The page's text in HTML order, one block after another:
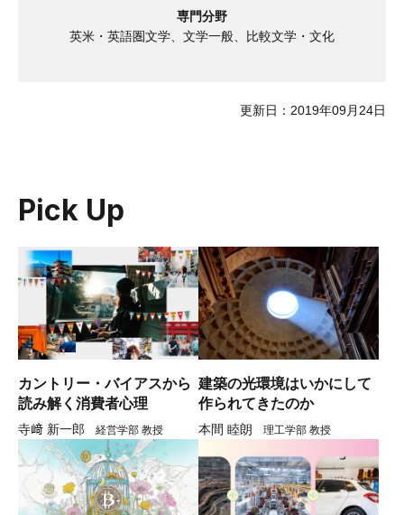
専門分野
英米・英語圏文学、文学一般、比較文学・文化
更新日：2019年09月24日
Pick Up
カントリー・バイアスから
読み解く消費者心理
寺﨑 新一郎 経営学部 教授
建築の光環境はいかにして
作られてきたのか
本間 睦朗 理工学部 教授